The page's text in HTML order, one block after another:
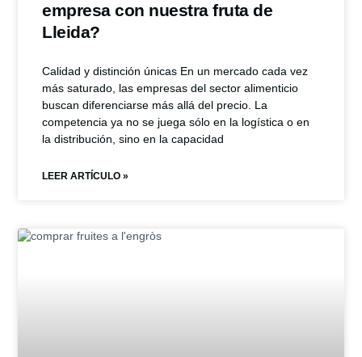
empresa con nuestra fruta de
Lleida?
Calidad y distinción únicas En un mercado cada vez
más saturado, las empresas del sector alimenticio
buscan diferenciarse más allá del precio. La
competencia ya no se juega sólo en la logística o en
la distribución, sino en la capacidad
LEER ARTÍCULO »